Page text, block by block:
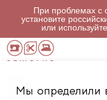
При проблемах с
установите
или
Мы определили